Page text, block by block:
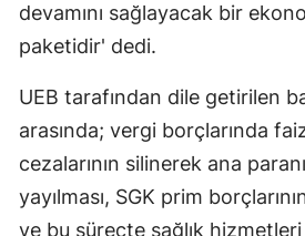
devamını sağlayacak bir
paketidir' dedi.
UEB tarafından dile getirilen
arasında; vergi borçlarında
cezalarının silinerek ana
yayılması, SGK prim
ve bu süreçte sağlık